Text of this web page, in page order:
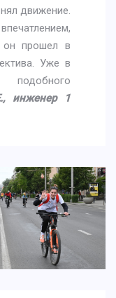
движение.
он прошел в
Уже в
подобного
инженер 1